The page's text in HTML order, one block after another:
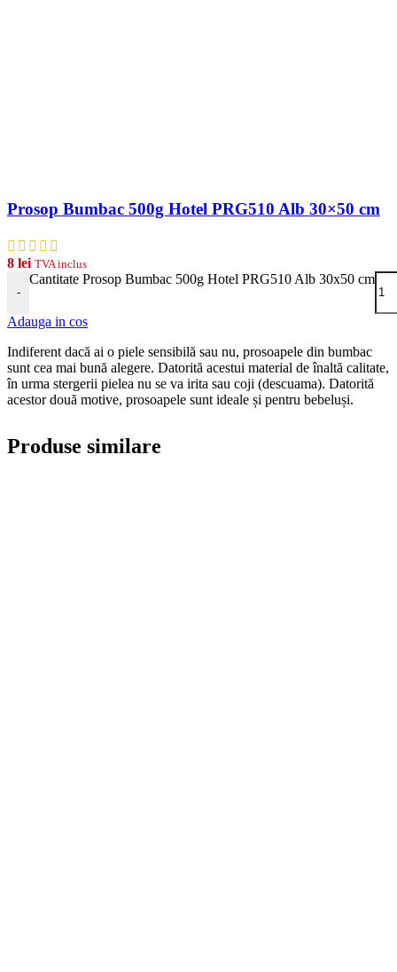
Prosop Bumbac 500g Hotel PRG510 Alb 30×50 cm
8 lei TVA inclus
-
Cantitate Prosop Bumbac 500g Hotel PRG510 Alb 30x50 cm
Adauga in cos
Indiferent dacă ai o piele sensibilă sau nu, prosoapele din bumbac
sunt cea mai bună alegere. Datorită acestui material de înaltă calitate,
în urma stergerii pielea nu se va irita sau coji (descuama). Datorită
acestor două motive, prosoapele sunt ideale și pentru bebeluși.
Produse similare